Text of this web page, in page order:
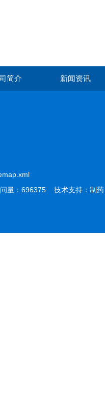
简介 新闻资讯
量：696375 技术支持： 制药